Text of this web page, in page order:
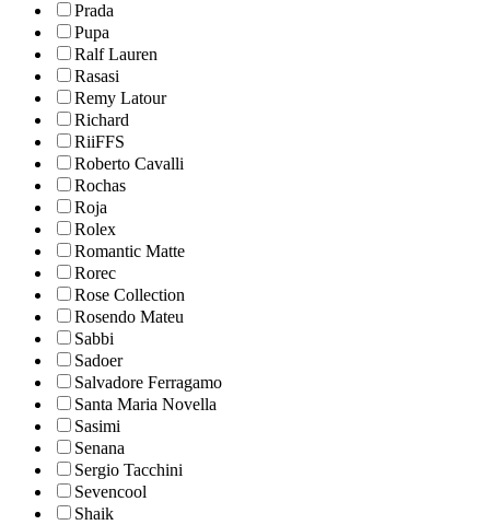
Prada
Pupa
Ralf Lauren
Rasasi
Remy Latour
Richard
RiiFFS
Roberto Cavalli
Rochas
Roja
Rolex
Romantic Matte
Rorec
Rose Collection
Rosendo Mateu
Sabbi
Sadoer
Salvadore Ferragamo
Santa Maria Novella
Sasimi
Senana
Sergio Tacchini
Sevencool
Shaik